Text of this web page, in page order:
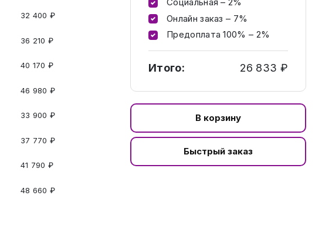
32 400 ₽
36 210 ₽
40 170 ₽
46 980 ₽
33 900 ₽
37 770 ₽
41 790 ₽
48 660 ₽
Онлайн заказ – 7%
Предоплата 100% – 2%
Итого: 26 833 ₽
В корзину
Быстрый заказ